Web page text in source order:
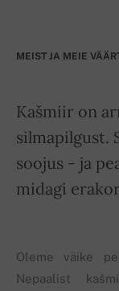
MEIST JA MEIE
Kašmiir on
silmapilgust.
soojus - ja
midagi
Oleme väike
Nepaalist